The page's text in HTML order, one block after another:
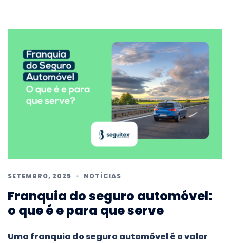
SETEMBRO, 2025 NOTÍCIAS
Franquia do seguro automóvel:
o que é e para que serve
Uma franquia do seguro automóvel é o valor